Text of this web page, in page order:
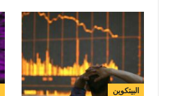
البيتكوين